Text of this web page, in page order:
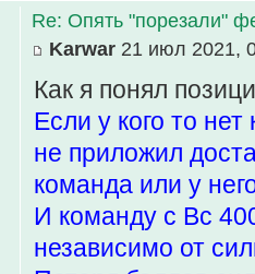
Re: Опять "порезали"
Karwar 21 июл 2021,
Как я понял
Если у кого то
не приложил
команда или у
И команду с Вс
независимо от